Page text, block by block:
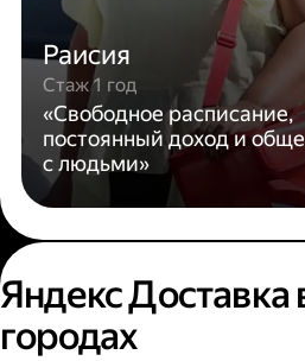
Раисия
Стаж 1 год
«Свободное расписание,
постоянный доход и
с людьми»
Яндекс Доставка
городах